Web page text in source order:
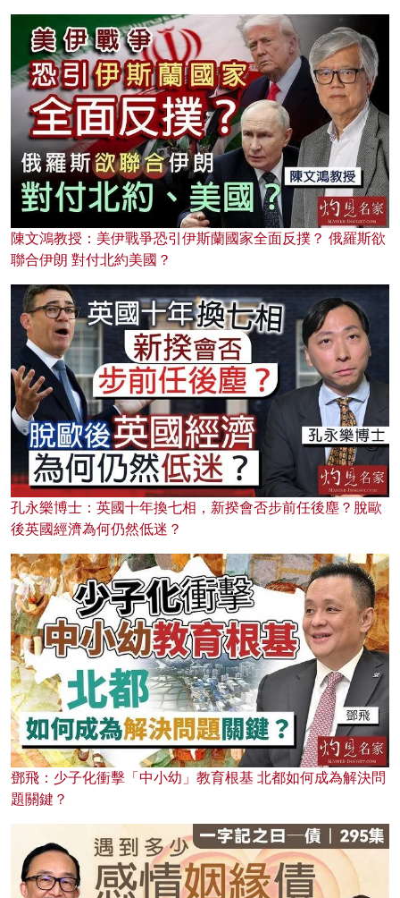
陳文鴻教授：美伊戰爭恐引伊斯蘭國家全面反撲？ 俄羅斯欲
聯合伊朗 對付北約美國？
孔永樂博士：英國十年換七相，新揆會否步前任後塵？脫歐
後英國經濟為何仍然低迷？
鄧飛：少子化衝擊「中小幼」教育根基 北都如何成為解決問
題關鍵？